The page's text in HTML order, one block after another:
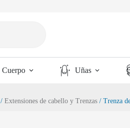
Cuerpo Uñas
/Extensiones de cabello y Trenzas / Trenza